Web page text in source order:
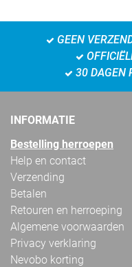
GEEN
30 DAGEN
INFORMATIE
Bestelling herroepen
Help en contact
Verzending
Betalen
Retouren en herroeping
Algemene voorwaarden
Privacy verklaring
Nevobo korting